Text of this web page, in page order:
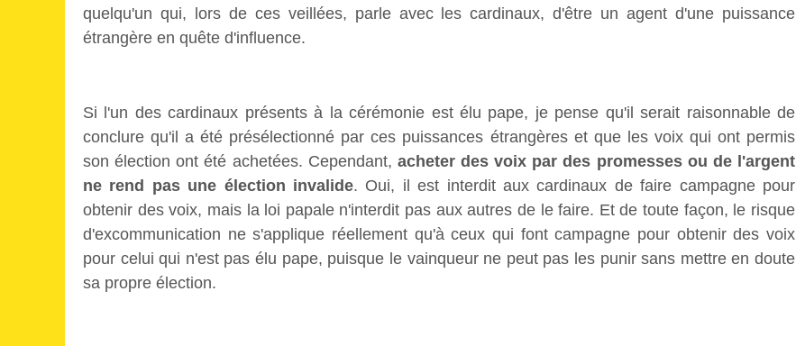
quelqu'un qui, lors de ces veillées, parle avec les cardinaux, d'être un agent d'une puissance
étrangère en quête d'influence.
Si l'un des cardinaux présents à la cérémonie est élu pape, je pense qu'il serait raisonnable de
conclure qu'il a été présélectionné par ces puissances étrangères et que les voix qui ont permis
son élection ont été achetées. Cependant, acheter des voix par des promesses ou de l'argent
ne rend pas une élection invalide. Oui, il est interdit aux cardinaux de faire campagne pour
obtenir des voix, mais la loi papale n'interdit pas aux autres de le faire. Et de toute façon, le risque
d'excommunication ne s'applique réellement qu'à ceux qui font campagne pour obtenir des voix
pour celui qui n'est pas élu pape, puisque le vainqueur ne peut pas les punir sans mettre en doute
sa propre élection.